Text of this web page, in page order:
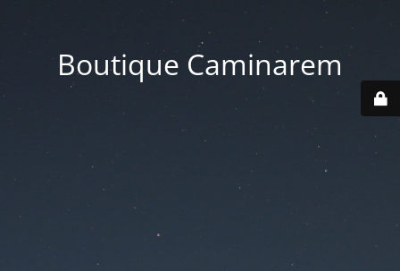
Boutique Caminarem